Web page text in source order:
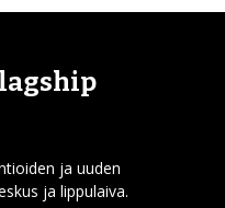
ja uuden
ja lippulaiva.